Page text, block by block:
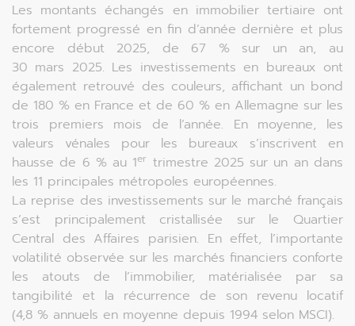
Les montants échangés en immobilier tertiaire ont
fortement progressé en fin d’année dernière et plus
encore début 2025, de 67 % sur un an, au
30 mars 2025. Les investissements en bureaux ont
également retrouvé des couleurs, affichant un bond
de 180 % en France et de 60 % en Allemagne sur les
trois premiers mois de l’année. En moyenne, les
valeurs vénales pour les bureaux s’inscrivent en
hausse de 6 % au 1er trimestre 2025 sur un an dans
les 11 principales métropoles européennes.
La reprise des investissements sur le marché français
s’est principalement cristallisée sur le Quartier
Central des Affaires parisien. En effet, l’importante
volatilité observée sur les marchés financiers conforte
les atouts de l’immobilier, matérialisée par sa
tangibilité et la récurrence de son revenu locatif
(4,8 % annuels en moyenne depuis 1994 selon MSCI).